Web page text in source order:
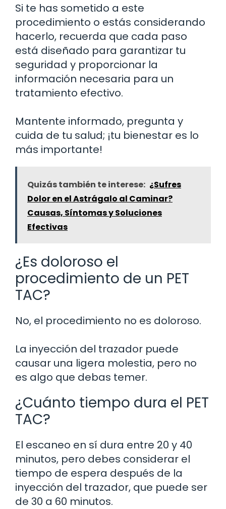
Si te has sometido a este
procedimiento o estás considerando
hacerlo, recuerda que cada paso
está diseñado para garantizar tu
seguridad y proporcionar la
información necesaria para un
tratamiento efectivo.
Mantente informado, pregunta y
cuida de tu salud; ¡tu bienestar es lo
más importante!
Quizás también te interese: ¿Sufres
Dolor en el Astrágalo al Caminar?
Causas, Síntomas y Soluciones
Efectivas
¿Es doloroso el
procedimiento de un PET
TAC?
No, el procedimiento no es doloroso.
La inyección del trazador puede
causar una ligera molestia, pero no
es algo que debas temer.
¿Cuánto tiempo dura el PET
TAC?
El escaneo en sí dura entre 20 y 40
minutos, pero debes considerar el
tiempo de espera después de la
inyección del trazador, que puede ser
de 30 a 60 minutos.